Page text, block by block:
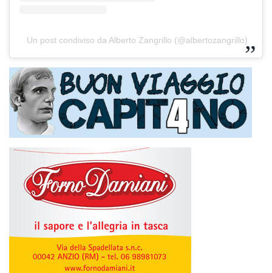
Un post condiviso da Alberto Zangrillo (@albertozangrillo)